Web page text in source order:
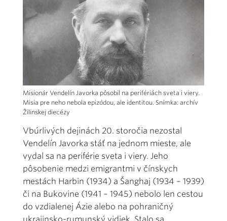
Misionár Vendelín Javorka pôsobil na perifériách sveta i viery.
Misia pre neho nebola epizódou, ale identitou. Snímka: archív
Žilinskej diecézy
Vbúrlivých dejinách 20. storočia nezostal
Vendelín Javorka stáť na jednom mieste, ale
vydal sa na periférie sveta i viery. Jeho
pôsobenie medzi emigrantmi v čínskych
mestách Harbin (1934) a Šanghaj (1934 – 1939)
či na Bukovine (1941 – 1945) nebolo len cestou
do vzdialenej Ázie alebo na pohraničný